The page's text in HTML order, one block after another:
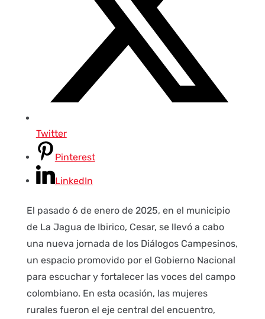
Twitter
Pinterest
LinkedIn
El pasado 6 de enero de 2025, en el municipio
de La Jagua de Ibirico, Cesar, se llevó a cabo
una nueva jornada de los Diálogos Campesinos,
un espacio promovido por el Gobierno Nacional
para escuchar y fortalecer las voces del campo
colombiano. En esta ocasión, las mujeres
rurales fueron el eje central del encuentro,